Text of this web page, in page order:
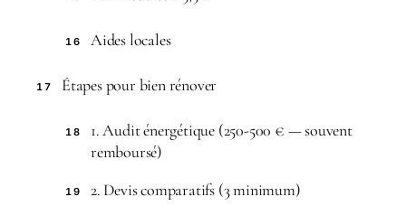
16 Aides locales
17 Étapes pour bien rénover
18
1. Audit énergétique (250-500 € — souvent
remboursé)
19 2. Devis comparatifs (3 minimum)